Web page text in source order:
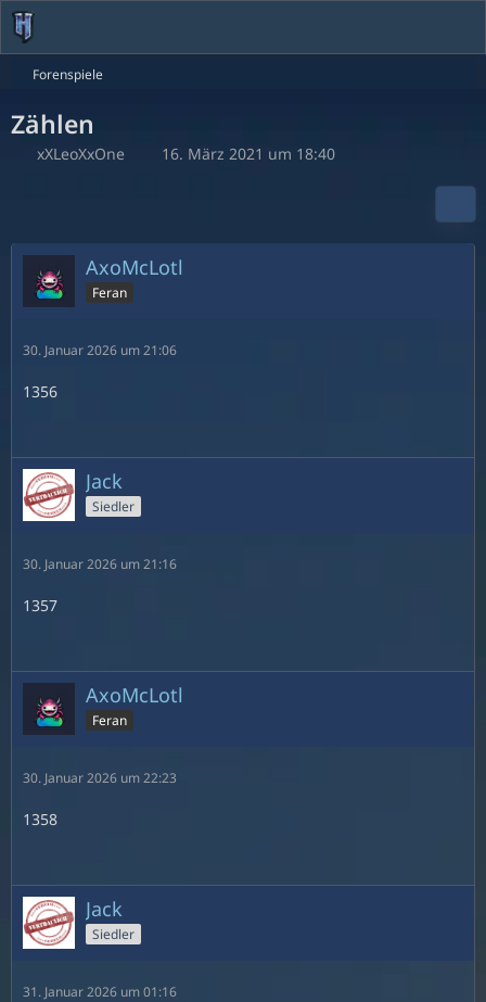
Forenspiele
Zählen
xXLeoXxOne 16. März 2021 um 18:40
AxoMcLotl
Feran
30. Januar 2026 um 21:06
1356
Jack
Siedler
30. Januar 2026 um 21:16
1357
AxoMcLotl
Feran
30. Januar 2026 um 22:23
1358
Jack
Siedler
31. Januar 2026 um 01:16